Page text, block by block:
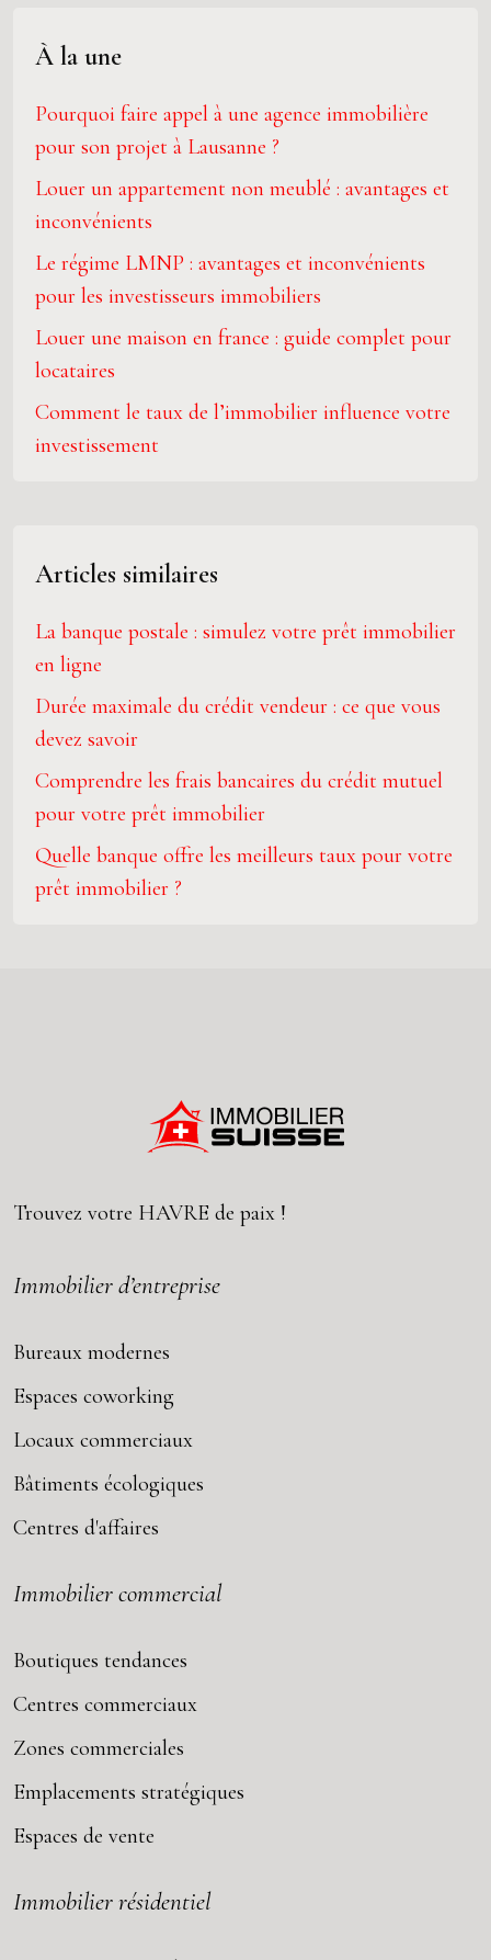
À la une
Pourquoi faire appel à une agence immobilière
pour son projet à Lausanne ?
Louer un appartement non meublé : avantages et
inconvénients
Le régime LMNP : avantages et inconvénients
pour les investisseurs immobiliers
Louer une maison en france : guide complet pour
locataires
Comment le taux de l’immobilier influence votre
investissement
Articles similaires
La banque postale : simulez votre prêt immobilier
en ligne
Durée maximale du crédit vendeur : ce que vous
devez savoir
Comprendre les frais bancaires du crédit mutuel
pour votre prêt immobilier
Quelle banque offre les meilleurs taux pour votre
prêt immobilier ?
Trouvez votre HAVRE de paix !
Immobilier d’entreprise
Bureaux modernes
Espaces coworking
Locaux commerciaux
Bâtiments écologiques
Centres d'affaires
Immobilier commercial
Boutiques tendances
Centres commerciaux
Zones commerciales
Emplacements stratégiques
Espaces de vente
Immobilier résidentiel